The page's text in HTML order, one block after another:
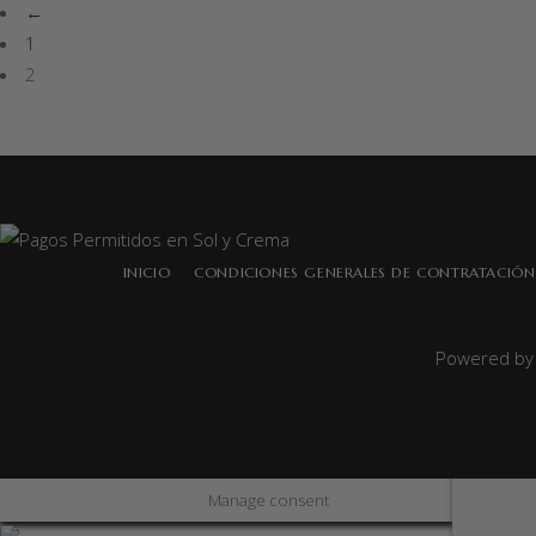
←
1
2
INICIO CONDICIONES GENERALES DE CONTRATACIÓN
Powered
Manage consent